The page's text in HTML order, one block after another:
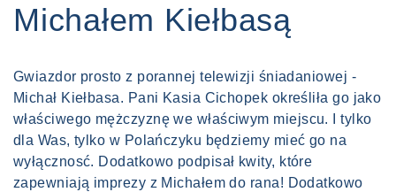
Michałem Kiełbasą
Gwiazdor prosto z porannej telewizji śniadaniowej -
Michał Kiełbasa. Pani Kasia Cichopek określiła go jako
właściwego mężczyznę we właściwym miejscu. I tylko
dla Was, tylko w Polańczyku będziemy mieć go na
wyłącznosć. Dodatkowo podpisał kwity, które
zapewniają imprezy z Michałem do rana! Dodatkowo